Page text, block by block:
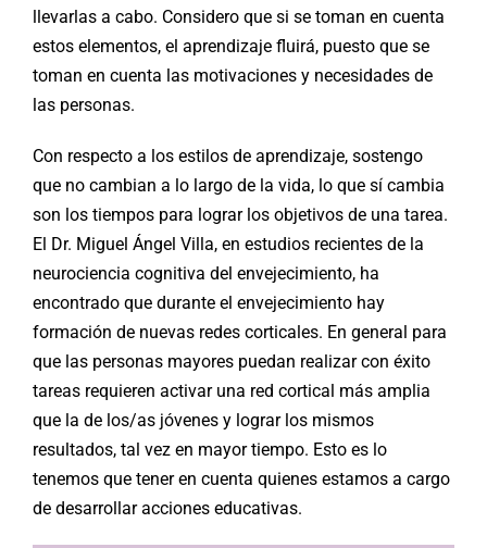
llevarlas a cabo. Considero que si se toman en cuenta
estos elementos, el aprendizaje fluirá, puesto que se
toman en cuenta las motivaciones y necesidades de
las personas.
Con respecto a los estilos de aprendizaje, sostengo
que no cambian a lo largo de la vida, lo que sí cambia
son los tiempos para lograr los objetivos de una tarea.
El Dr. Miguel Ángel Villa, en estudios recientes de la
neurociencia cognitiva del envejecimiento, ha
encontrado que durante el envejecimiento hay
formación de nuevas redes corticales. En general para
que las personas mayores puedan realizar con éxito
tareas requieren activar una red cortical más amplia
que la de los/as jóvenes y lograr los mismos
resultados, tal vez en mayor tiempo. Esto es lo
tenemos que tener en cuenta quienes estamos a cargo
de desarrollar acciones educativas.